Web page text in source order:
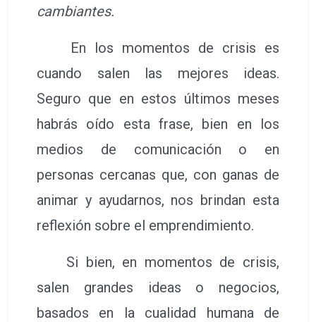
cambiantes.
En los momentos de crisis es
cuando salen las mejores ideas.
Seguro que en estos últimos meses
habrás oído esta frase, bien en los
medios de comunicación o en
personas cercanas que, con ganas de
animar y ayudarnos, nos brindan esta
reflexión sobre el emprendimiento.
Si bien, en momentos de crisis,
salen grandes ideas o negocios,
basados en la cualidad humana de